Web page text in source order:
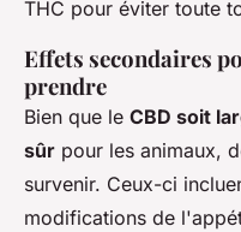
THC pour éviter toute
Effets secondaires
prendre
Bien que le CBD soit
sûr pour les animaux,
survenir. Ceux-ci
modifications de